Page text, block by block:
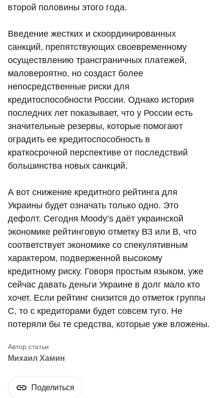
второй половины этого года.
Введение жестких и скоординированных
санкций, препятствующих своевременному
осуществлению трансграничных платежей,
маловероятно, но создаст более
непосредственные риски для
кредитоспособности России. Однако история
последних лет показывает, что у России есть
значительные резервы, которые помогают
оградить ее кредитоспособность в
краткосрочной перспективе от последствий
большинства новых санкций.
А вот снижение кредитного рейтинга для
Украины будет означать только одно. Это
дефолт. Сегодня Moody’s даёт украинской
экономике рейтинговую отметку B3 или B, что
соответствует экономике со спекулятивным
характером, подверженной высокому
кредитному риску. Говоря простым языком, уже
сейчас давать деньги Украине в долг мало кто
хочет. Если рейтинг снизится до отметок группы
C, то с кредиторами будет совсем туго. Не
потеряли бы те средства, которые уже вложены.
Михаил Хамин
Поделиться